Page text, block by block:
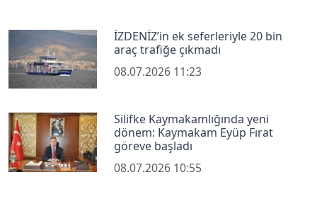
İZDENİZ’in ek seferleriyle 20 bin
araç trafiğe çıkmadı
08.07.2026 11:23
Silifke Kaymakamlığında yeni
dönem: Kaymakam Eyüp Fırat
göreve başladı
08.07.2026 10:55